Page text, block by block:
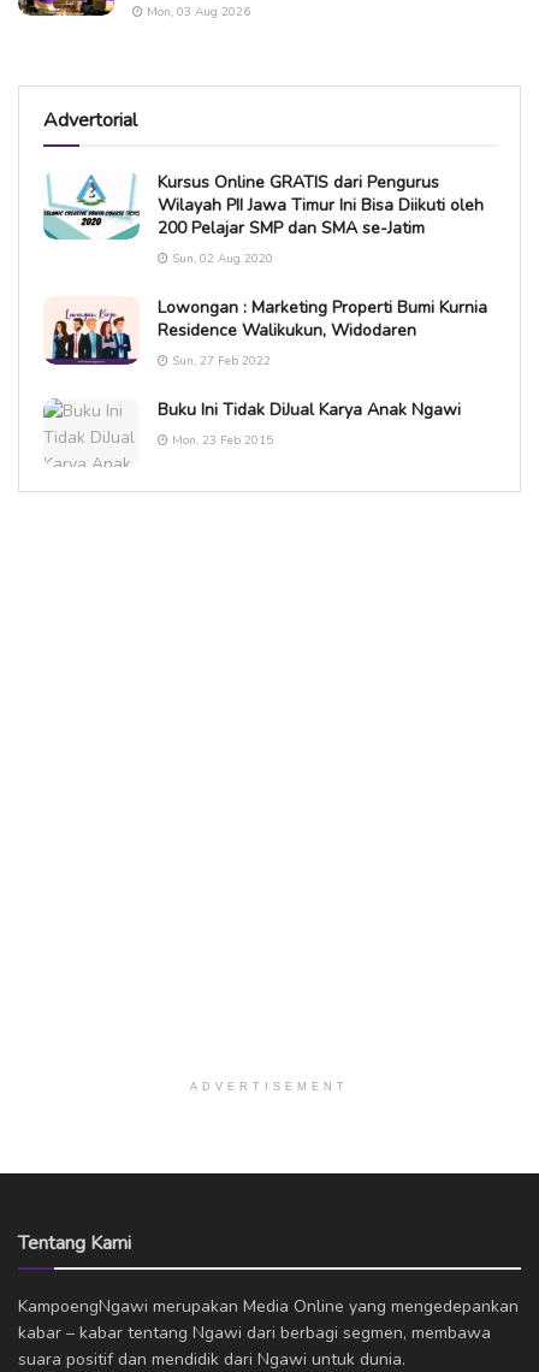
Mon, 03 Aug 2026
Advertorial
Kursus Online GRATIS dari Pengurus
Wilayah PII Jawa Timur Ini Bisa Diikuti oleh
200 Pelajar SMP dan SMA se-Jatim
Sun, 02 Aug 2020
Lowongan : Marketing Properti Bumi Kurnia
Residence Walikukun, Widodaren
Sun, 27 Feb 2022
Buku Ini Tidak DiJual Karya Anak Ngawi
Mon, 23 Feb 2015
ADVERTISEMENT
Tentang Kami
KampoengNgawi merupakan Media Online yang mengedepankan
kabar – kabar tentang Ngawi dari berbagi segmen, membawa
suara positif dan mendidik dari Ngawi untuk dunia.